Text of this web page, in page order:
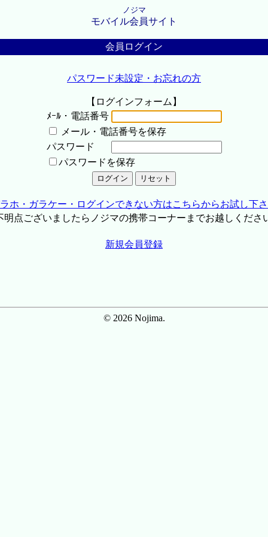
ノジマ
モバイル会員サイト
会員ログイン
パスワード未設定・お忘れの方
【ログインフォーム】
ﾒｰﾙ・電話番号
メール・電話番号を保存
パスワード
パスワードを保存
ホ・ガラケー・ログインできない方はこちらからお試し下
点ございましたらノジマの携帯コーナーまでお越しくださ
新規会員登録
© 2026 Nojima.